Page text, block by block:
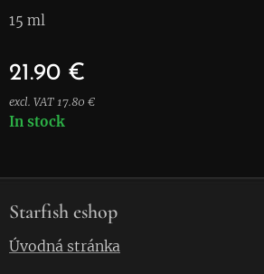
15 ml
21.90 €
excl. VAT 17.80 €
In stock
Starfish eshop
Úvodná stránka